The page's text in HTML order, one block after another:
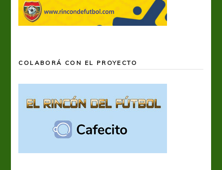
COLABORÁ CON EL PROYECTO